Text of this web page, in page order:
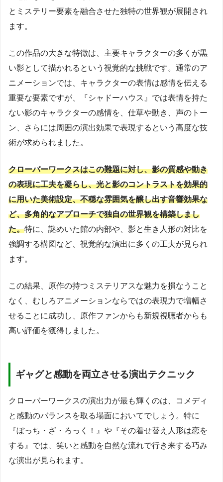
とミステリー要素を融合させた独特の世界観が展開され
ます。
この作品の大きな特徴は、主要キャラクターの多くが黒
い影として描かれるという視覚的な挑戦です。通常のア
ニメーションでは、キャラクターの表情は感情を伝える
重要な要素ですが、『シャドーハウス』では表情を持た
ない影のキャラクターの感情を、仕草や動き、声のトー
ン、さらには周囲の演出効果で表現するという高度な技
術が求められました。
クローバーワークスはこの難題に対し、影の質感や動き
の表現に工夫を凝らし、光と影のコントラストを効果的
に用いた美術設定、不穏な雰囲気を醸し出す音響効果な
ど、多角的なアプローチで独自の世界観を構築しまし
た。特に、謎めいた館の内部や、影と生き人形の対比を
強調する構図など、視覚的な演出に多くの工夫が見られ
ます。
この結果、原作の持つミステリアスな魅力を損なうこと
なく、むしろアニメーションならではの表現力で増幅さ
せることに成功し、原作ファンからも新規視聴者からも
高い評価を獲得しました。
ギャグと感動を両立させる演出テクニック
クローバーワークスの演出力が最も輝くのは、コメディ
と感動のバランスを取る場面においてでしょう。特に
『ぼっち・ざ・ろっく！』や『その着せ替え人形は恋を
する』では、笑いと感動を自然な流れで行き来する巧み
な演出が見られます。